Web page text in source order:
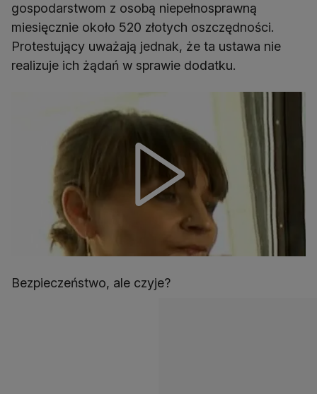
gospodarstwom z osobą niepełnosprawną
miesięcznie około 520 złotych oszczędności.
Protestujący uważają jednak, że ta ustawa nie
realizuje ich żądań w sprawie dodatku.
Bezpieczeństwo, ale czyje?